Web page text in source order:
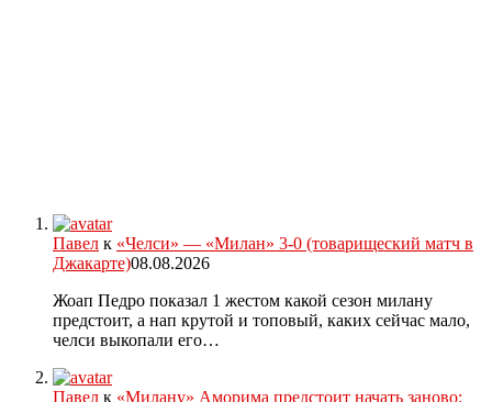
Павел к «Челси» — «Милан» 3-0 (товарищеский матч в
Джакарте)08.08.2026
Жоап Педро показал 1 жестом какой сезон милану
предстоит, а нап крутой и топовый, каких сейчас мало,
челси выкопали его…
Павел к «Милану» Аморима предстоит начать заново: